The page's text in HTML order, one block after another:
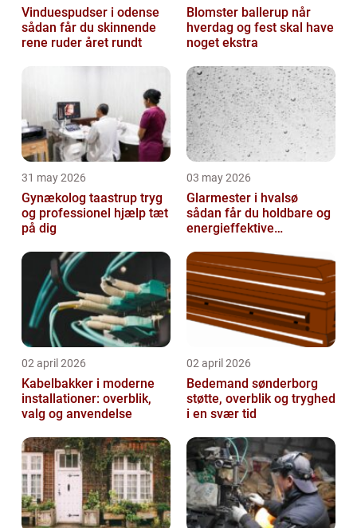
Vinduespudser i odense
sådan får du skinnende
rene ruder året rundt
Blomster ballerup når
hverdag og fest skal have
noget ekstra
31 may 2026
Gynækolog taastrup tryg
og professionel hjælp tæt
på dig
03 may 2026
Glarmester i hvalsø
sådan får du holdbare og
energieffektive
02 april 2026
Kabelbakker i moderne
installationer: overblik,
valg og anvendelse
02 april 2026
Bedemand sønderborg
støtte, overblik og tryghed
i en svær tid